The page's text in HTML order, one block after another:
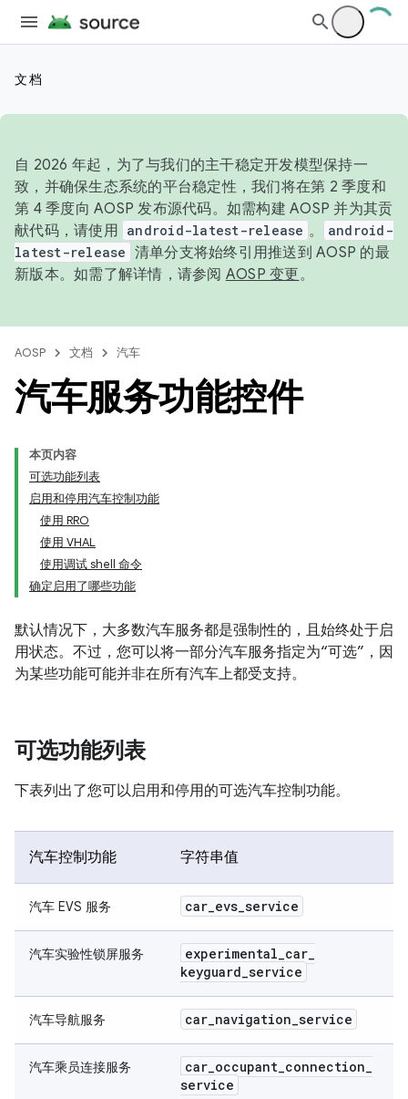
文档
自 2026 年起，为了与我们的主干稳定开发模型保持一
致，并确保生态系统的平台稳定性，我们将在第 2 季度和
第 4 季度向 AOSP 发布源代码。如需构建 AOSP 并为其贡
献代码，请使用 android-latest-release 。
android-
latest-release 清单分支将始终引用推送到 AOSP 的最
新版本。如需了解详情，请参阅 AOSP 变更。
AOSP 文档 汽车
汽车服务功能控件
本页内容
可选功能列表
启用和停用汽车控制功能
使用 RRO
使用 VHAL
使用调试 shell 命令
确定启用了哪些功能
默认情况下，大多数汽车服务都是强制性的，且始终处于启
用状态。不过，您可以将一部分汽车服务指定为“可选”，因
为某些功能可能并非在所有汽车上都受支持。
可选功能列表
下表列出了您可以启用和停用的可选汽车控制功能。
汽车控制功能 字符串值
汽车 EVS 服务 car_evs_service
汽车实验性锁屏服务 experimental_car_
keyguard_service
汽车导航服务 car_navigation_service
汽车乘员连接服务 car_occupant_connection_
service